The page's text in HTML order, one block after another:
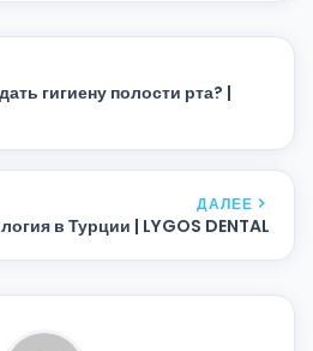
гигиену полости рта? |
ДАЛЕЕ
в Турции | LYGOS DENTAL